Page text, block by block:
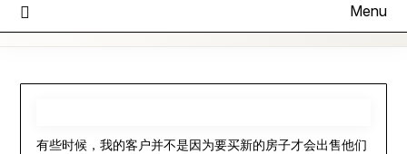
Menu
有些时候，我的客户并不是因为要买新的房子才会出售他们